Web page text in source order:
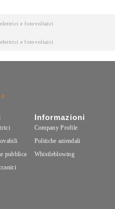
e fotovoltaici​
e fotovoltaici​
pubblica
Informazioni
Company Profile
Politiche aziendali
Whistleblowing